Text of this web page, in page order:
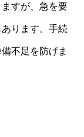
すが、急を要
ります。手続
不足を防げま